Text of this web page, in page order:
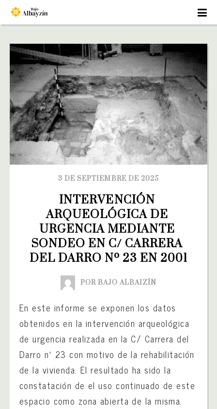
3 DE SEPTIEMBRE DE 2025
INTERVENCIÓN
ARQUEOLÓGICA DE
URGENCIA MEDIANTE
SONDEO EN C/ CARRERA
DEL DARRO Nº 23 EN 2001
POR BAJO ALBAIZÍN
En este informe se exponen los datos
obtenidos en la intervención arqueológica
de urgencia realizada en la C/ Carrera del
Darro nº 23 con motivo de la rehabilitación
de la vivienda. El resultado ha sido la
constatación de el uso continuado de este
espacio como zona abierta de la misma.